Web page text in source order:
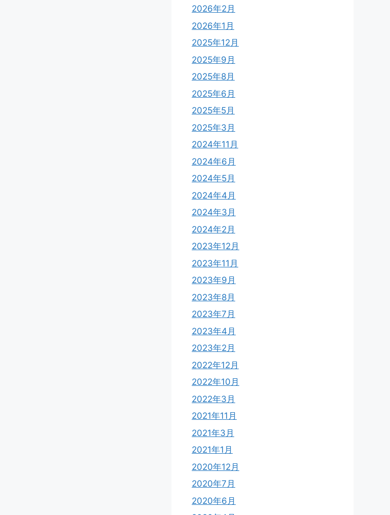
2026年2月
2026年1月
2025年12月
2025年9月
2025年8月
2025年6月
2025年5月
2025年3月
2024年11月
2024年6月
2024年5月
2024年4月
2024年3月
2024年2月
2023年12月
2023年11月
2023年9月
2023年8月
2023年7月
2023年4月
2023年2月
2022年12月
2022年10月
2022年3月
2021年11月
2021年3月
2021年1月
2020年12月
2020年7月
2020年6月